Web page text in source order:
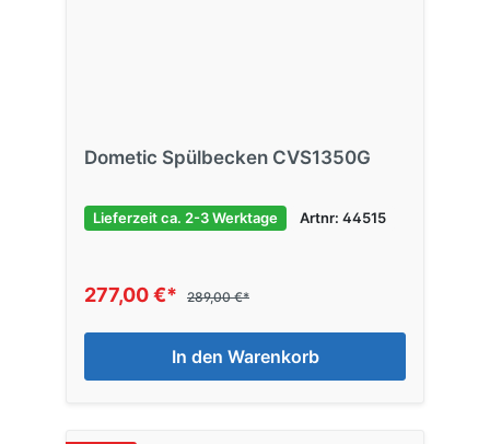
Dometic Spülbecken CVS1350G
Lieferzeit ca. 2-3 Werktage Artnr: 44515
277,00 €* 289,00 €*
In den Warenkorb